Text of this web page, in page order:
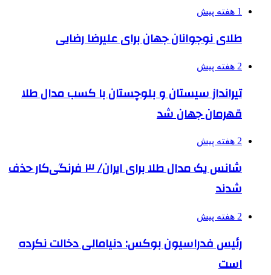
1 هفته پیش
طلای نوجوانان جهان برای علیرضا رضایی
2 هفته پیش
تیرانداز سیستان و بلوچستان با کسب مدال طلا
قهرمان جهان شد
2 هفته پیش
شانس یک مدال طلا برای ایران/ ۳ فرنگی‌کار حذف
شدند
2 هفته پیش
رئیس فدراسیون بوکس: دنیامالی دخالت نکرده
است